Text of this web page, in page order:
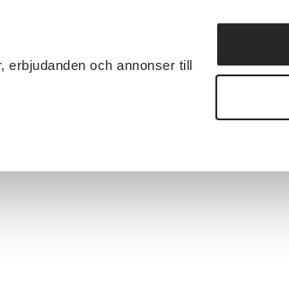
erbjudanden och annonser till